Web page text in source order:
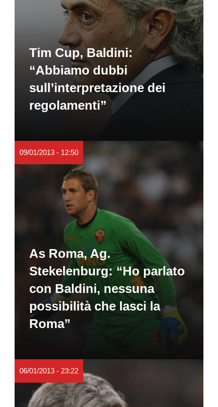
Tim Cup, Baldini:
“Abbiamo dubbi
sull’interpretazione dei
regolamenti”
09/01/2013 - 12:50
As Roma, Ag.
Stekelenburg: “Ho parlato
con Baldini, nessuna
possibilità che lasci la
Roma”
06/01/2013 - 23:22